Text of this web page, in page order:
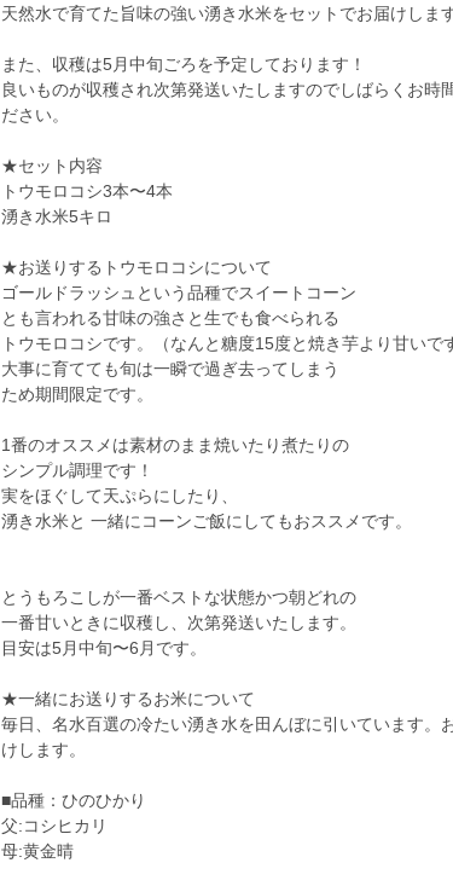
天然水で育てた旨味の強い湧き水米をセットでお届けしま
また、収穫は5月中旬ごろを予定しております！
良いものが収穫され次第発送いたしますのでしばらくお時
ださい。
★セット内容
トウモロコシ3本〜4本
湧き水米5キロ
★お送りするトウモロコシについて
ゴールドラッシュという品種でスイートコーン
とも言われる甘味の強さと生でも食べられる
トウモロコシです。（なんと糖度15度と焼き芋より甘いで
大事に育てても旬は一瞬で過ぎ去ってしまう
ため期間限定です。
1番のオススメは素材のまま焼いたり煮たりの
シンプル調理です！
実をほぐして天ぷらにしたり、
湧き水米と 一緒にコーンご飯にしてもおススメです。
とうもろこしが一番ベストな状態かつ朝どれの
一番甘いときに収穫し、次第発送いたします。
目安は5月中旬〜6月です。
★一緒にお送りするお米について
毎日、名水百選の冷たい湧き水を田んぼに引いています。
けします。
■品種：ひのひかり
父:コシヒカリ
母:黄金晴